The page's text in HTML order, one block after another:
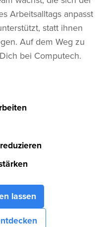
Arbeitsalltags anpasst
statt ihnen
Auf dem Weg zu
bei Computech.
lassen